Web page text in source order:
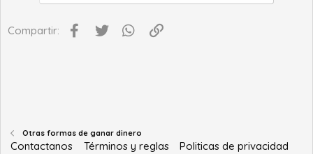
Compartir: Facebook
Twitter WhatsApp
Otras formas de ganar dinero
Contactanos Términos y reglas
Politicas de privacidad